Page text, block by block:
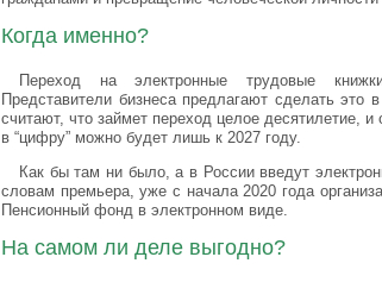
Когда именно?
Переход на электронные трудовые
Представители бизнеса предлагают сделать
считают, что займет переход целое десятилетие,
в “цифру” можно будет лишь к 2027 году.
Как бы там ни было, а в России введут
словам премьера, уже с начала 2020 года
Пенсионный фонд в электронном виде.
На самом ли деле выгодно?